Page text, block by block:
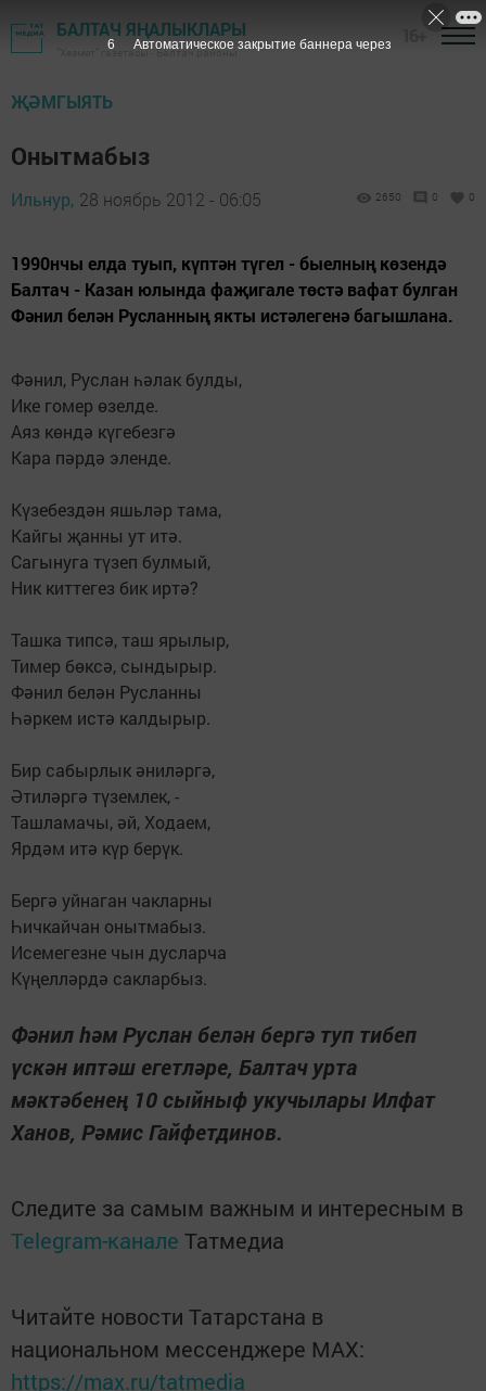
БАЛТАЧ ЯҢАЛЫКЛАРЫ
"Хезмәт" газетасы - Балтач районы
ҖӘМГЫЯТЬ
Онытмабыз
Ильнур, 28 ноябрь 2012 - 06:05 2650 0 0
1990нчы елда туып, күптән түгел - быелның көзендә
Балтач - Казан юлында фаҗигале төстә вафат булган
Фәнил белән Русланның якты истәлегенә багышлана.
Фәнил, Руслан һәлак булды,
Ике гомер өзелде.
Аяз көндә күгебезгә
Кара пәрдә эленде.
Күзебездән яшьләр тама,
Кайгы җанны ут итә.
Сагынуга түзеп булмый,
Ник киттегез бик иртә?
Ташка типсә, таш ярылыр,
Тимер бөксә, сындырыр.
Фәнил белән Русланны
Һәркем истә калдырыр.
Бир сабырлык әниләргә,
Әтиләргә түземлек, -
Ташламачы, әй, Ходаем,
Ярдәм итә күр берүк.
Бергә уйнаган чакларны
Һичкайчан онытмабыз.
Исемегезне чын дусларча
Күңелләрдә сакларбыз.
Фәнил һәм Руслан белән бергә туп тибеп
үскән иптәш егетләре, Балтач урта
мәктәбенең 10 сыйныф укучылары Илфат
Ханов, Рәмис Гайфетдинов.
Следите за самым важным и интересным в
Telegram-канале Татмедиа
Читайте новости Татарстана в
национальном мессенджере MАХ:
https://max.ru/tatmedia
5 Автоматическое закрытие баннера через